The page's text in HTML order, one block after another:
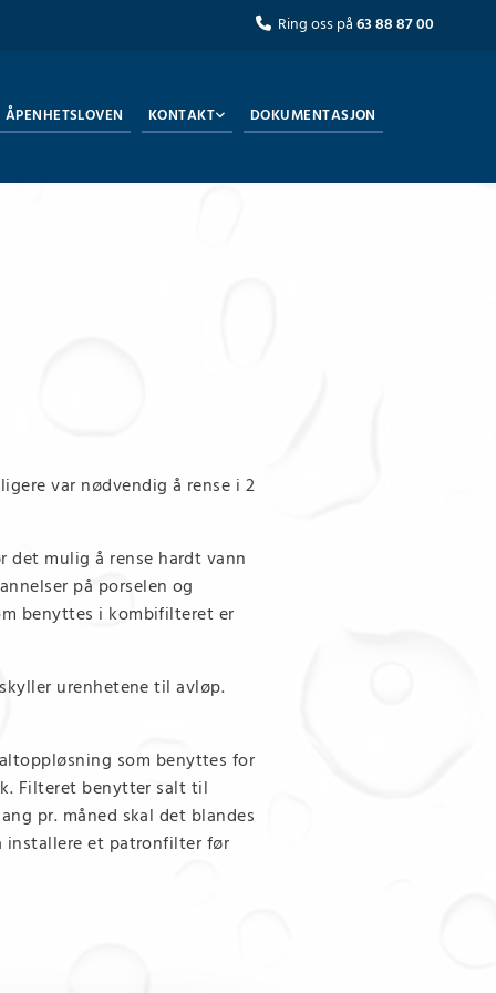
 Ring oss på63 88 87 00
ÅPENHETSLOVEN KONTAKT DOKUMENTASJON
var nødvendig å rense i 2
det mulig å rense hardt vann
på porselen og
benyttes i kombifilteret er
urenhetene til avløp.
som benyttes for
Filteret benytter salt til
pr. måned skal det blandes
installere et patronfilter før